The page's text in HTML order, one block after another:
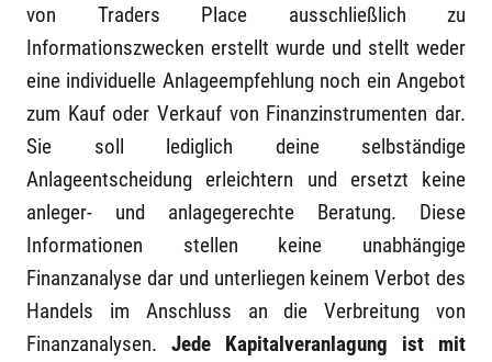
von Traders Place ausschließlich zu
Informationszwecken erstellt wurde und stellt weder
eine individuelle Anlageempfehlung noch ein Angebot
zum Kauf oder Verkauf von Finanzinstrumenten dar.
Sie soll lediglich deine selbständige
Anlageentscheidung erleichtern und ersetzt keine
anleger- und anlagegerechte Beratung. Diese
Informationen stellen keine unabhängige
Finanzanalyse dar und unterliegen keinem Verbot des
Handels im Anschluss an die Verbreitung von
Finanzanalysen. Jede Kapitalveranlagung ist mit